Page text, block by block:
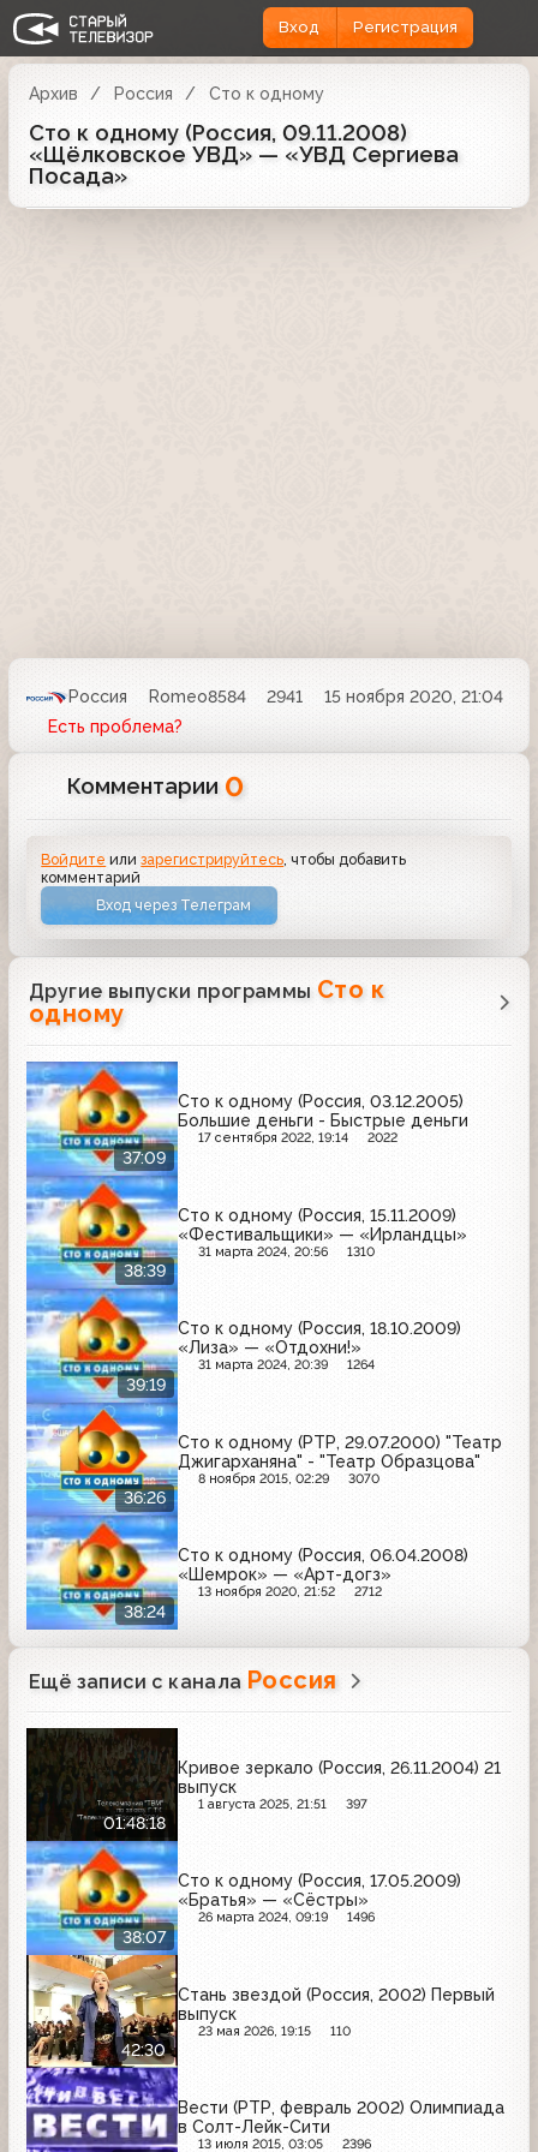
Вход Регистрация
Архив Россия Сто к одному
Сто к одному (Россия, 09.11.2008)
«Щёлковское УВД» — «УВД Сергиева
Посада»
Россия Romeo8584 2941
15 ноября 2020, 21:04
Есть проблема?
Комментарии 0
Войдите илизарегистрируйтесь , чтобы добавить
комментарий
Вход через Телеграм
Другие выпуски программы Сто к
одному
37:09
Сто к одному (Россия, 03.12.2005)
Большие деньги - Быстрые деньги
17 сентября 2022, 19:14 2022
38:39
Сто к одному (Россия, 15.11.2009)
«Фестивальщики» — «Ирландцы»
31 марта 2024, 20:56 1310
39:19
Сто к одному (Россия, 18.10.2009)
«Лиза» — «Отдохни!»
31 марта 2024, 20:39 1264
36:26
Сто к одному (РТР, 29.07.2000) "Театр
Джигарханяна" - "Театр Образцова"
8 ноября 2015, 02:29 3070
38:24
Сто к одному (Россия, 06.04.2008)
«Шемрок» — «Арт-догз»
13 ноября 2020, 21:52 2712
Ещё записи с канала Россия
01:48:18
Кривое зеркало (Россия, 26.11.2004) 21
выпуск
1 августа 2025, 21:51 397
38:07
Сто к одному (Россия, 17.05.2009)
«Братья» — «Сёстры»
26 марта 2024, 09:19 1496
42:30
Стань звездой (Россия, 2002) Первый
выпуск
23 мая 2026, 19:15 110
Вести (РТР, февраль 2002) Олимпиада
в Солт-Лейк-Сити
13 июля 2015, 03:05 2396